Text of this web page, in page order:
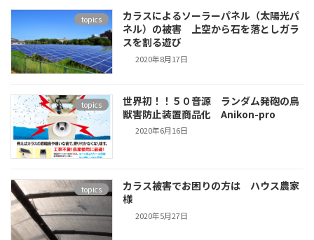
topics
カラスによるソーラーパネル（太陽光パ
ネル）の被害 上空から石を落としガラ
スを割る遊び
2020年8月17日
topics
世界初！！５０音源 ランダム発砲の鳥
獣害防止装置商品化 Anikon-pro
2020年6月16日
topics
カラス被害でお困りの方は ハウス農家
様
2020年5月27日